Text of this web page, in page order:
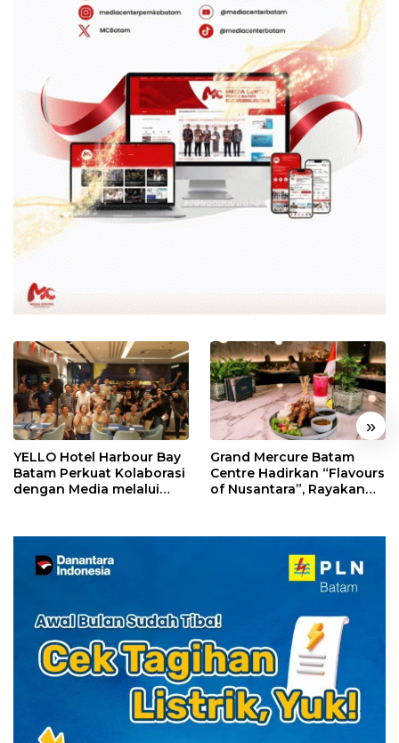
« »
YELLO Hotel Harbour Bay
Batam Perkuat Kolaborasi
dengan Media melalui
Grand Mercure Batam
Centre Hadirkan “Flavours
of Nusantara”, Rayakan